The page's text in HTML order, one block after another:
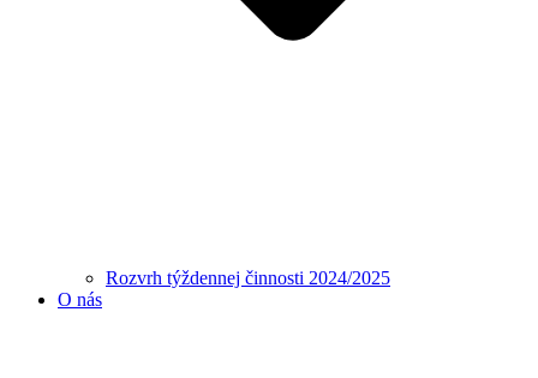
Rozvrh týždennej činnosti 2024/2025
O nás